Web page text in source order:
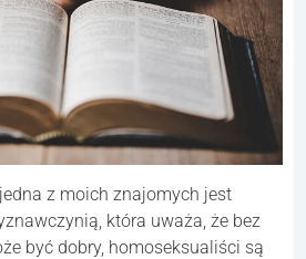
z moich znajomych jest
która uważa, że bez
być dobry, homoseksualiści są